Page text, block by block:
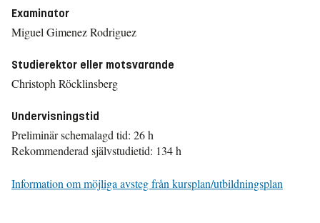
Examinator
Miguel Gimenez Rodriguez
Studierektor eller motsvarande
Christoph Röcklinsberg
Undervisningstid
Preliminär schemalagd tid: 26 h
Rekommenderad självstudietid: 134 h
Information om möjliga avsteg från kursplan/utbildningsplan